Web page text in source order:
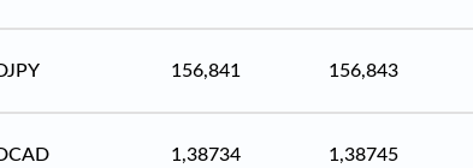
156,841 156,843
1,38734 1,38745